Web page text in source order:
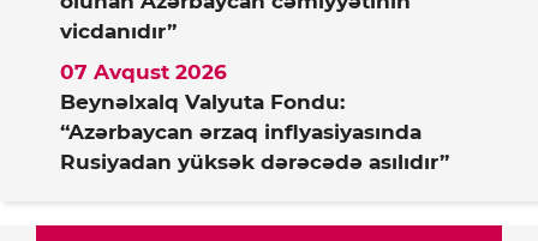
vicdanıdır”
Beynəlxalq Valyuta Fondu:
“Azərbaycan ərzaq inflyasiyasında
Rusiyadan yüksək dərəcədə asılıdır”
07 Avqust 2026